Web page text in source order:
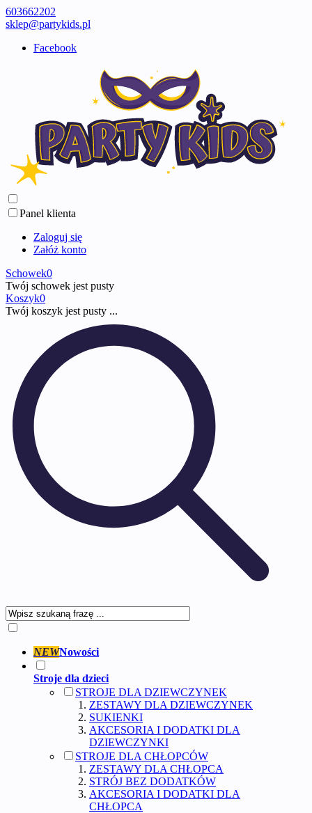
603662202
sklep@partykids.pl
Facebook
Panel klienta
Zaloguj się
Załóż konto
Schowek0
Twój schowek jest pusty
Koszyk0
Twój koszyk jest pusty ...
NEWNowości
Stroje dla dzieci
STROJE DLA DZIEWCZYNEK
ZESTAWY DLA DZIEWCZYNEK
SUKIENKI
AKCESORIA I DODATKI DLA
DZIEWCZYNKI
STROJE DLA CHŁOPCÓW
ZESTAWY DLA CHŁOPCA
STRÓJ BEZ DODATKÓW
AKCESORIA I DODATKI DLA
CHŁOPCA